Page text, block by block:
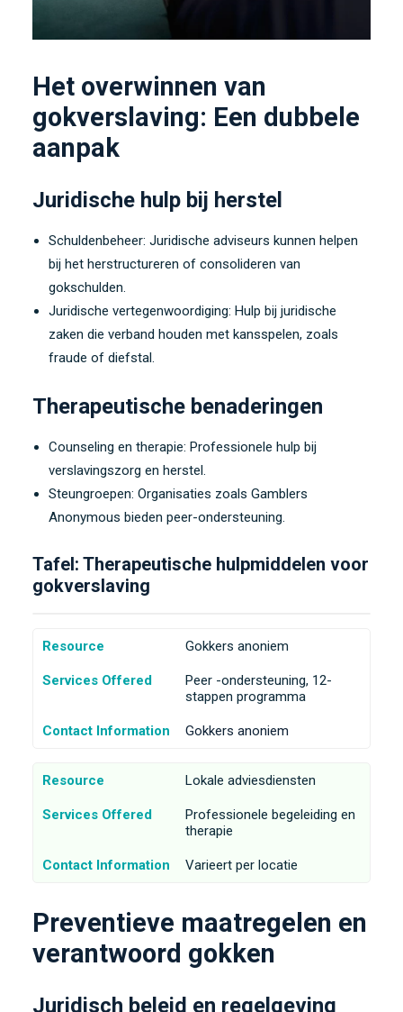
Het overwinnen van
gokverslaving: Een dubbele
aanpak
Juridische hulp bij herstel
Schuldenbeheer: Juridische adviseurs kunnen helpen
bij het herstructureren of consolideren van
gokschulden.
Juridische vertegenwoordiging: Hulp bij juridische
zaken die verband houden met kansspelen, zoals
fraude of diefstal.
Therapeutische benaderingen
Counseling en therapie: Professionele hulp bij
verslavingszorg en herstel.
Steungroepen: Organisaties zoals Gamblers
Anonymous bieden peer-ondersteuning.
Tafel: Therapeutische hulpmiddelen voor
gokverslaving
Resource Gokkers anoniem
Services Offered
Peer -ondersteuning, 12-
stappen programma
Contact Information Gokkers anoniem
Resource Lokale adviesdiensten
Services Offered
Professionele begeleiding en
therapie
Contact Information Varieert per locatie
Preventieve maatregelen en
verantwoord gokken
Juridisch beleid en regelgeving